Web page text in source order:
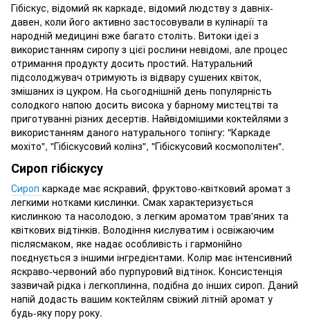
Гібіскус, відомий як каркаде, відомий людству з давніх-
давен, коли його активно застосовували в кулінарії та
народній медицині вже багато століть. Витоки ідеї з
використанням сиропу з цієї рослини невідомі, але процес
отримання продукту досить простий. Натуральний
підсолоджувач отримують із відвару сушених квіток,
змішаних із цукром. На сьогоднішній день популярність
солодкого напою досить висока у барному мистецтві та
приготуванні різних десертів. Найвідомішими коктейлями з
використанням даного натурального топінгу: "Каркаде
мохіто", "Гібіскусовий колінз", "Гібіскусовий космополітен".
Сироп гібіскусу
Сироп каркаде має яскравий, фруктово-квітковий аромат з
легкими нотками кислинки. Смак характеризується
кислинкою та насолодою, з легким ароматом трав'яних та
квіткових відтінків. Володіння кислуватим і освіжаючим
післясмаком, яке надає особливість і гармонійно
поєднується з іншими інгредієнтами. Колір має інтенсивний
яскраво-червоний або пурпуровий відтінок. Консистенція
зазвичай рідка і легкоплинна, подібна до інших сироп. Даний
напій додасть вашим коктейлям свіжий літній аромат у
будь-яку пору року.